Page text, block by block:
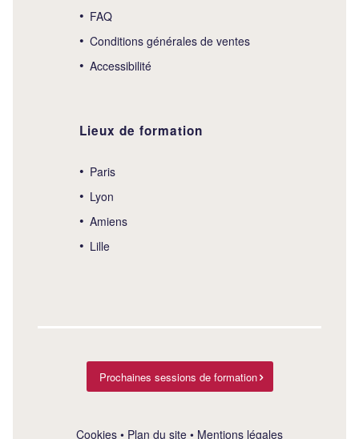
FAQ
Conditions générales de ventes
Accessibilité
Lieux de formation
Paris
Lyon
Amiens
Lille
Prochaines sessions de formation
Cookies • Plan du site • Mentions légales